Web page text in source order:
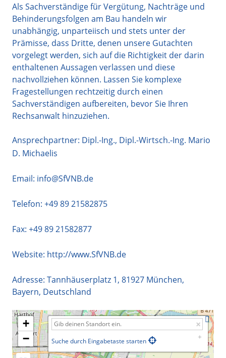
Als Sachverständige für Vergütung, Nachträge und
Behinderungsfolgen am Bau handeln wir
unabhängig, unparteiisch und stets unter der
Prämisse, dass Dritte, denen unsere Gutachten
vorgelegt werden, sich auf die Richtigkeit der darin
enthaltenen Aussagen verlassen und diese
nachvollziehen können. Lassen Sie komplexe
Fragestellungen rechtzeitig durch einen
Sachverständigen aufbereiten, bevor Sie Ihren
Rechsanwalt hinzuziehen.
Ansprechpartner: Dipl.-Ing., Dipl.-Wirtsch.-Ing. Mario
D. Michaelis
Email: info@SfVNB.de
Telefon: +49 89 21582875
Fax: +49 89 21582877
Website: http://www.SfVNB.de
Adresse: Tannhäuserplatz 1, 81927 München,
Bayern, Deutschland
+
−
Suche durch Eingabetaste starten